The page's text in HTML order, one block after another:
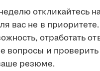
откликайтесь
вас не в
отработать
вопросы и
резюме.